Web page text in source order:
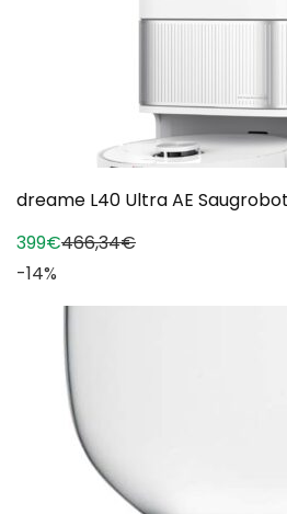
dreame L40 Ultra AE
399€466,34€
-14%